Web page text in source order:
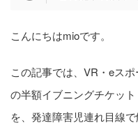
こんにちはmioです。
この記事では、VR・eス
の半額イブニングチケッ
を、発達障害児連れ目線で